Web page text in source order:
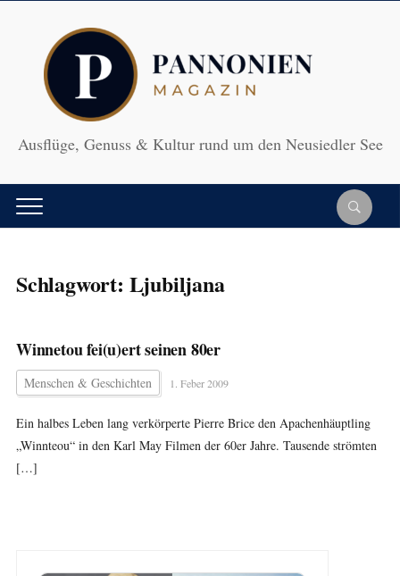
Ausflüge, Genuss & Kultur rund um den Neusiedler See
Schlagwort: Ljubiljana
Winnetou fei(u)ert seinen 80er
Menschen & Geschichten 1. Feber 2009
Ein halbes Leben lang verkörperte Pierre Brice den Apachenhäuptling
„Winnteou“ in den Karl May Filmen der 60er Jahre. Tausende strömten
[…]